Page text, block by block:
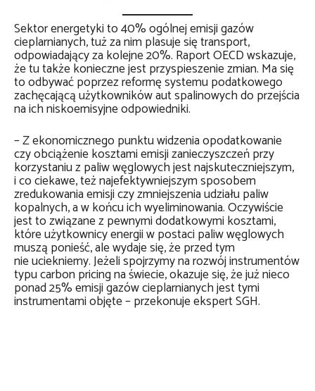
Sektor energetyki to 40% ogólnej emisji gazów
cieplarnianych, tuż za nim plasuje się transport,
odpowiadający za kolejne 20%. Raport OECD wskazuje,
że tu także konieczne jest przyspieszenie zmian. Ma się
to odbywać poprzez reformę systemu podatkowego
zachęcającą użytkowników aut spalinowych do przejścia
na ich niskoemisyjne odpowiedniki.
– Z ekonomicznego punktu widzenia opodatkowanie
czy obciążenie kosztami emisji zanieczyszczeń przy
korzystaniu z paliw węglowych jest najskuteczniejszym,
i co ciekawe, też najefektywniejszym sposobem
zredukowania emisji czy zmniejszenia udziału paliw
kopalnych, a w końcu ich wyeliminowania. Oczywiście
jest to związane z pewnymi dodatkowymi kosztami,
które użytkownicy energii w postaci paliw węglowych
muszą ponieść, ale wydaje się, że przed tym
nie uciekniemy. Jeżeli spojrzymy na rozwój instrumentów
typu carbon pricing na świecie, okazuje się, że już nieco
ponad 25% emisji gazów cieplarnianych jest tymi
instrumentami objęte – przekonuje ekspert SGH.